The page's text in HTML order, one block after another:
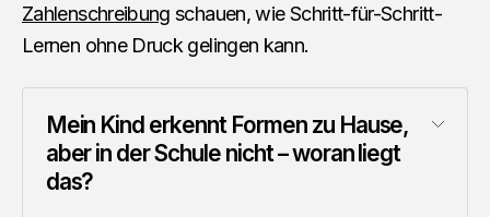
Zahlenschreibung schauen, wie Schritt-für-Schritt-
Lernen ohne Druck gelingen kann.
Mein Kind erkennt Formen zu Hause,
aber in der Schule nicht – woran liegt
das?